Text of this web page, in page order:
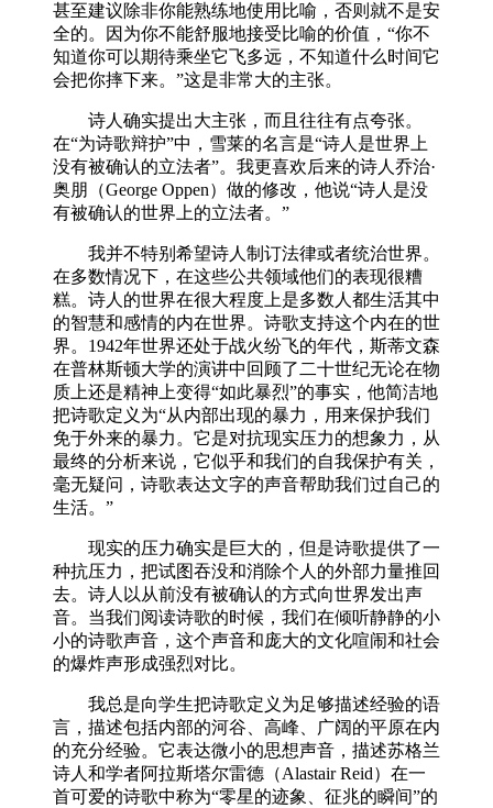
甚至建议除非你能熟练地使用比喻，否则就不是安
全的。因为你不能舒服地接受比喻的价值，“你不
知道你可以期待乘坐它飞多远，不知道什么时间它
会把你摔下来。”这是非常大的主张。
诗人确实提出大主张，而且往往有点夸张。
在“为诗歌辩护”中，雪莱的名言是“诗人是世界上
没有被确认的立法者”。我更喜欢后来的诗人乔治·
奥朋（George Oppen）做的修改，他说“诗人是没
有被确认的世界上的立法者。”
我并不特别希望诗人制订法律或者统治世界。
在多数情况下，在这些公共领域他们的表现很糟
糕。诗人的世界在很大程度上是多数人都生活其中
的智慧和感情的内在世界。诗歌支持这个内在的世
界。1942年世界还处于战火纷飞的年代，斯蒂文森
在普林斯顿大学的演讲中回顾了二十世纪无论在物
质上还是精神上变得“如此暴烈”的事实，他简洁地
把诗歌定义为“从内部出现的暴力，用来保护我们
免于外来的暴力。它是对抗现实压力的想象力，从
最终的分析来说，它似乎和我们的自我保护有关，
毫无疑问，诗歌表达文字的声音帮助我们过自己的
生活。”
现实的压力确实是巨大的，但是诗歌提供了一
种抗压力，把试图吞没和消除个人的外部力量推回
去。诗人以从前没有被确认的方式向世界发出声
音。当我们阅读诗歌的时候，我们在倾听静静的小
小的诗歌声音，这个声音和庞大的文化喧闹和社会
的爆炸声形成强烈对比。
我总是向学生把诗歌定义为足够描述经验的语
言，描述包括内部的河谷、高峰、广阔的平原在内
的充分经验。它表达微小的思想声音，描述苏格兰
诗人和学者阿拉斯塔尔雷德（Alastair Reid）在一
首可爱的诗歌中称为“零星的迹象、征兆的瞬间”的